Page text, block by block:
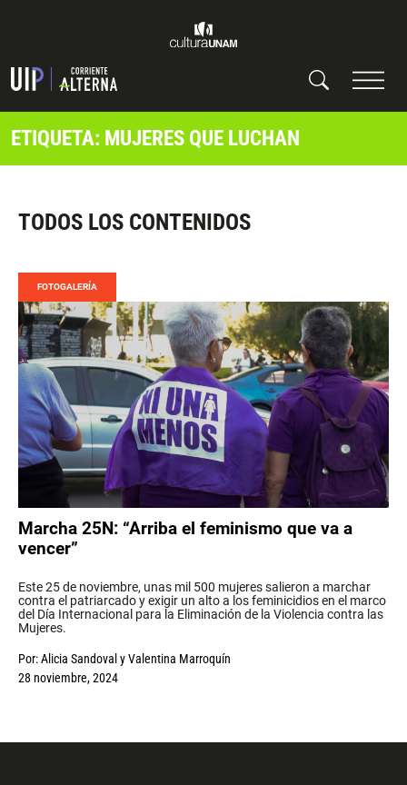
ETIQUETA: MUJERES QUE LUCHAN
TODOS LOS CONTENIDOS
FOTOGALERÍA
Marcha 25N: “Arriba el feminismo que va a
vencer”
Este 25 de noviembre, unas mil 500 mujeres salieron a marchar
contra el patriarcado y exigir un alto a los feminicidios en el marco
del Día Internacional para la Eliminación de la Violencia contra las
Mujeres.
Por:Alicia Sandoval yValentina Marroquín
28 noviembre, 2024